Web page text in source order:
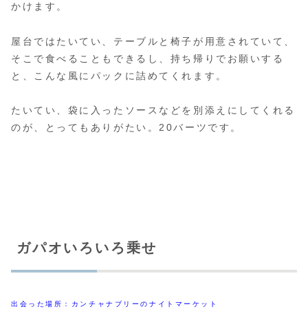
かけます。
屋台ではたいてい、テーブルと椅子が用意されていて、
そこで食べることもできるし、持ち帰りでお願いする
と、こんな風にパックに詰めてくれます。
たいてい、袋に入ったソースなどを別添えにしてくれる
のが、とってもありがたい。20バーツです。
ガパオいろいろ乗せ
出会った場所：カンチャナブリーのナイトマーケット